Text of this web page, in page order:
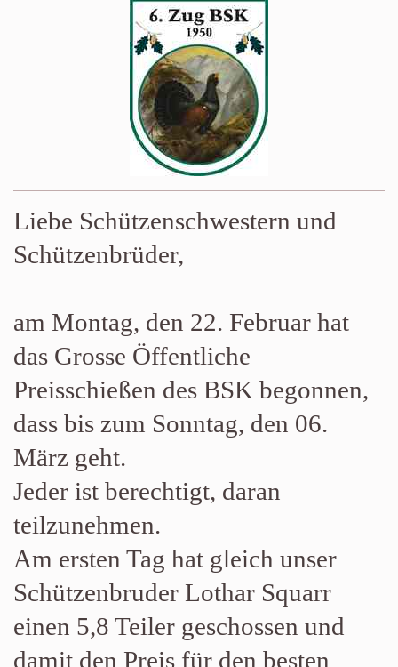
Liebe Schützenschwestern und
Schützenbrüder,
am Montag, den 22. Februar hat
das Grosse Öffentliche
Preisschießen des BSK begonnen,
dass bis zum Sonntag, den 06.
März geht.
Jeder ist berechtigt, daran
teilzunehmen.
Am ersten Tag hat gleich unser
Schützenbruder Lothar Squarr
einen 5,8 Teiler geschossen und
damit den Preis für den besten